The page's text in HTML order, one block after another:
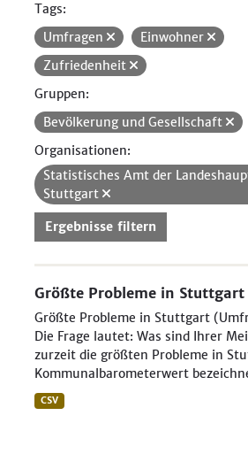
Tags:
Umfragen
Einwohner
Zufriedenheit
Gruppen:
Bevölkerung und Gesellschaft
Organisationen:
Statistisches Amt der
Stuttgart
Ergebnisse filtern
Größte Probleme in Stuttgart
Größte Probleme in Stuttgart
Die Frage lautet: Was sind Ihrer
zurzeit die größten Probleme in
Kommunalbarometerwert
CSV